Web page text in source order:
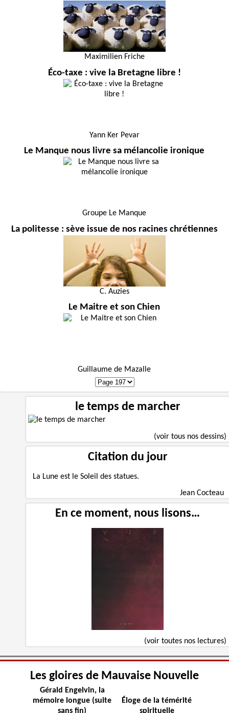
Maximilien Friche
Éco-taxe : vive la Bretagne libre !
Yann Ker Pevar
Le Manque nous livre sa mélancolie ironique
Groupe Le Manque
La politesse : sève issue de nos racines chrétiennes
C. Auzies
Le Maitre et son Chien
Guillaume de Mazalle
le temps de marcher
(voir tous nos dessins)
Citation du jour
La Lune est le Soleil des statues.
Jean Cocteau
En ce moment, nous lisons…
(voir toutes nos lectures)
Les gloires de Mauvaise Nouvelle
Gérald Engelvin, la
mémoire longue (suite
sans fin)
Éloge de la témérité
spirituelle